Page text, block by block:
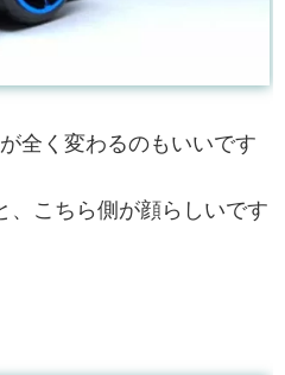
全く変わるのもいいです
、こちら側が顔らしいです